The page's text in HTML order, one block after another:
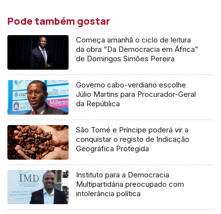
Pode também gostar
Começa amanhã o ciclo de leitura
da obra “Da Democracia em África”
de Domingos Simões Pereira
Governo cabo-verdiano escolhe
Júlio Martins para Procurador-Geral
da República
São Tomé e Príncipe poderá vir a
conquistar o registo de Indicação
Geográfica Protegida
Instituto para a Democracia
Multipartidária preocupado com
intolerância política